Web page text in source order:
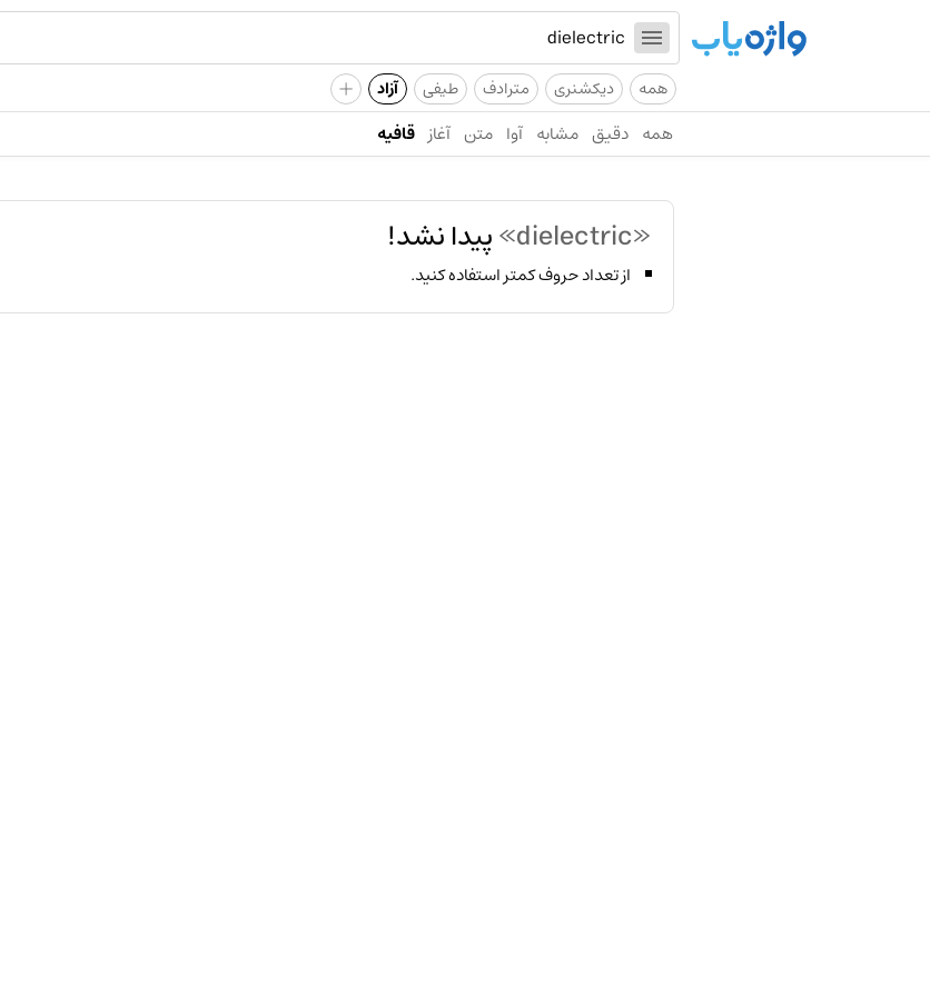
همه دیکشنری مترادف طیفی آزاد +
همه دقیق مشابه آوا متن آغاز قافیه
«dielectric» پیدا نشد!
از تعداد حروف کمتر استفاده کنید.